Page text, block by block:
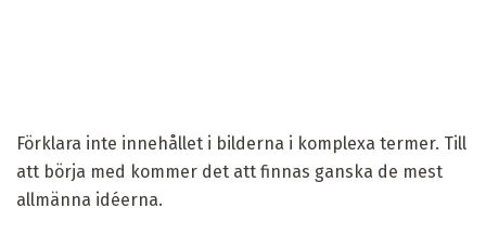
Förklara inte innehållet i bilderna i komplexa termer. Till
att börja med kommer det att finnas ganska de mest
allmänna idéerna.